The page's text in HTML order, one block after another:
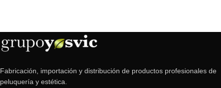
Fabricación, importación y distribución de productos profesionales de
peluquería y estética.